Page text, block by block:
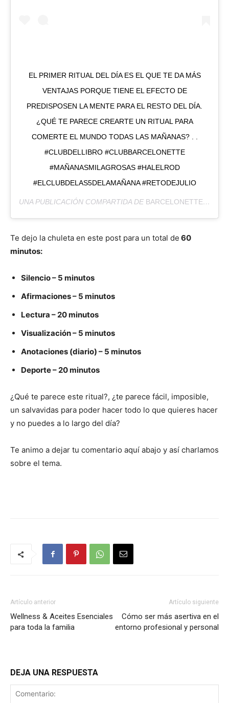
EL PRIMER RITUAL DEL DÍA ES EL QUE TE DA MÁS
VENTAJAS PORQUE TIENE EL EFECTO DE
PREDISPOSEN LA MENTE PARA EL RESTO DEL DÍA.
¿QUÉ TE PARECE CREARTE UN RITUAL PARA
COMERTE EL MUNDO TODAS LAS MAÑANAS? . .
#CLUBDELLIBRO #CLUBBARCELONETTE
#MAÑANASMILAGROSAS #HALELROD
#ELCLUBDELAS5DELAMAÑANA #RETODEJULIO
UNA PUBLICACIÓN COMPARTIDA DE BARCELONETTE
Te dejo la chuleta en este post para un total de 60
minutos:
Silencio – 5 minutos
Afirmaciones – 5 minutos
Lectura – 20 minutos
Visualización – 5 minutos
Anotaciones (diario) – 5 minutos
Deporte – 20 minutos
¿Qué te parece este ritual?, ¿te parece fácil, imposible,
un salvavidas para poder hacer todo lo que quieres hacer
y no puedes a lo largo del día?
Te animo a dejar tu comentario aquí abajo y así charlamos
sobre el tema.
Artículo anterior
Wellness & Aceites Esenciales
para toda la familia
Artículo siguiente
Cómo ser más asertiva en el
entorno profesional y personal
DEJA UNA RESPUESTA